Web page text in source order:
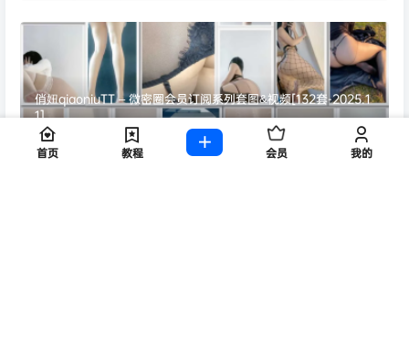
俏妞qiaoniuTT – 微密圈会员订阅系列套图&视频[132套-2025.1
1]
8 个月前
首页 教程 会员 我的